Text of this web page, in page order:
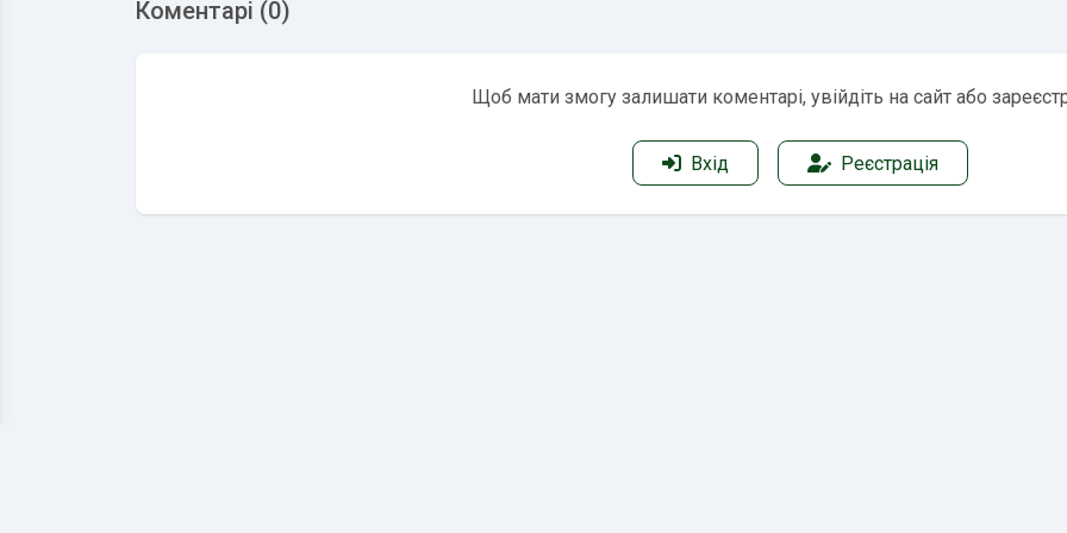
Коментарі (0)
Щоб мати змогу залишати коментарі, увійдіть на сайт або
Вхід Реєстрація